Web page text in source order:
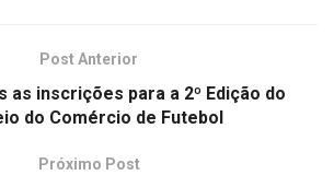
Post Anterior
as inscrições para a 2º Edição do
do Comércio de Futebol
Próximo Post